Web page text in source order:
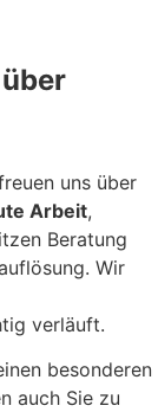
uns über
Arbeit,
Beratung
Wir
verläuft.
besonderen
auch Sie zu